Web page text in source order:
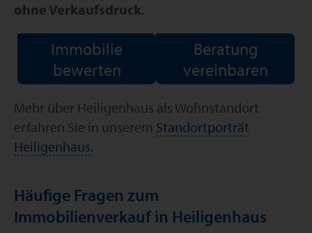
ohne Verkaufsdruck.
Immobilie
bewerten
Beratung
vereinbaren
Mehr über Heiligenhaus als Wohnstandort
erfahren Sie in unserem Standortporträt
Heiligenhaus.
Häufige Fragen zum
Immobilienverkauf in Heiligenhaus